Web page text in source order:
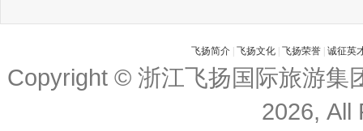
飞扬简介 飞扬文化 飞扬荣誉 诚征英
Copyright © 浙江飞扬国际旅游集
2026, All